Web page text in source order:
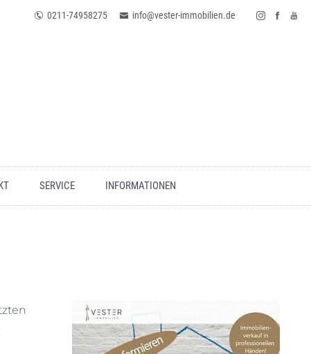
0211-74958275 info@vester-immobilien.de
SERVICE INFORMATIONEN